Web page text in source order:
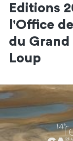
Editions
l'Office
du Grand
Loup